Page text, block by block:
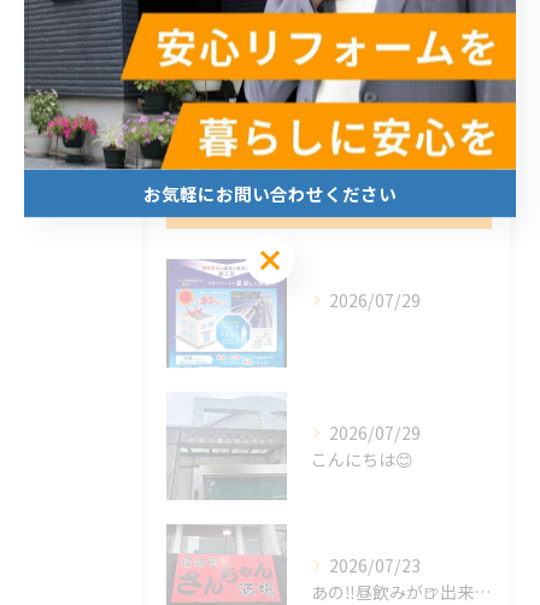
新築
求人
最近の投稿
Recent
Posts
2026/07/29
2026/07/29
こんにちは😊
2026/07/23
あの‼️昼飲みが🍺出来る😍✨
お気軽にお問い合わせください
お気軽にお問い合わせください